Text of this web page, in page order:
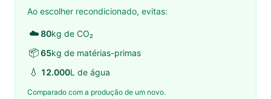
Ao escolher recondicionado, evitas:
☁️ 80kg de CO₂
📦 65kg de matérias-primas
💧 12.000L de água
Comparado com a produção de um novo.